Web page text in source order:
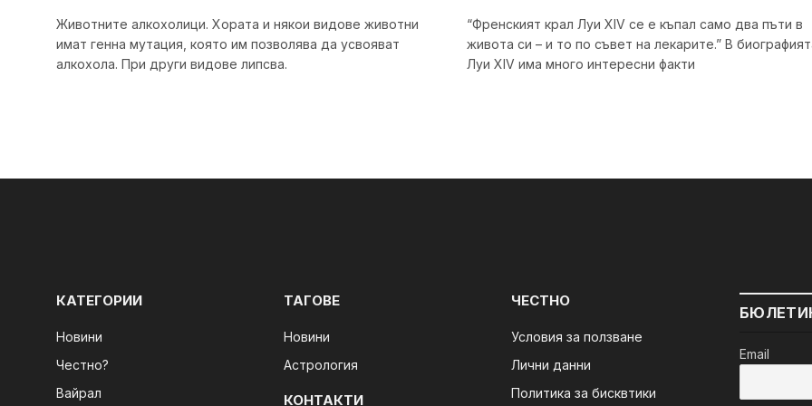
Животните алкохолици. Хората и някои видове животни
имат генна мутация, която им позволява да усвояват
алкохола. При други видове липсвa.
“Френският крал Луи XIV се е къпал само два пъти в
живота си – и то по съвет на лекарите.” В
Луи XIV има много интересни факти
КАТЕГОРИИ
Новини
Честно?
Вайрал
ТАГОВЕ
Новини
Астрология
КОНТАКТИ
ЧЕСТНО
Условия за ползване
Лични данни
Политика за бисквтики
Email